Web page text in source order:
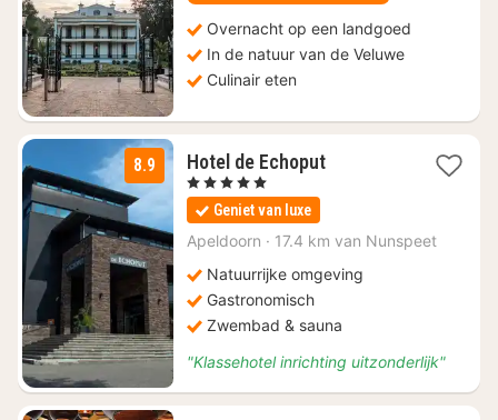
Overnacht op een landgoed
In de natuur van de Veluwe
Culinair eten
8.9 Hotel de Echoput1
228,85
, 5 Sterren
Geniet van luxe
Apeldoorn · 17.4 km van Nunspeet
Natuurrijke omgeving
Gastronomisch
Zwembad & sauna
"Klassehotel inrichting uitzonderlijk"